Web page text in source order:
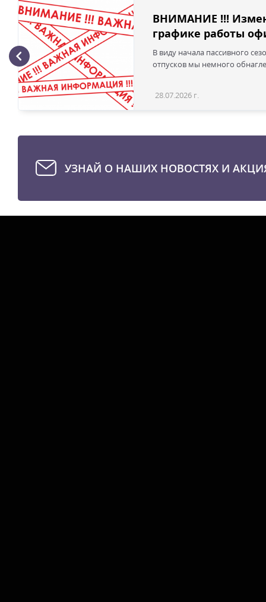
ВНИМАНИЕ !!!
графике работы
В виду начала пассивного
отпусков мы немного
28.07.2026 г.
УЗНАЙ О НАШИХ НОВОСТЯХ И